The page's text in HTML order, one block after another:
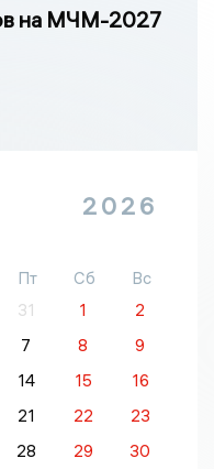
на МЧМ-2027
2026
Пт Сб
Вс
31 1
2
7 8
9
14 15
16
21 22
23
28 29
30